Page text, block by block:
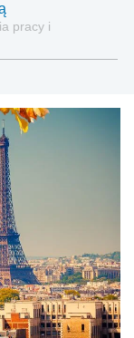
pracy i